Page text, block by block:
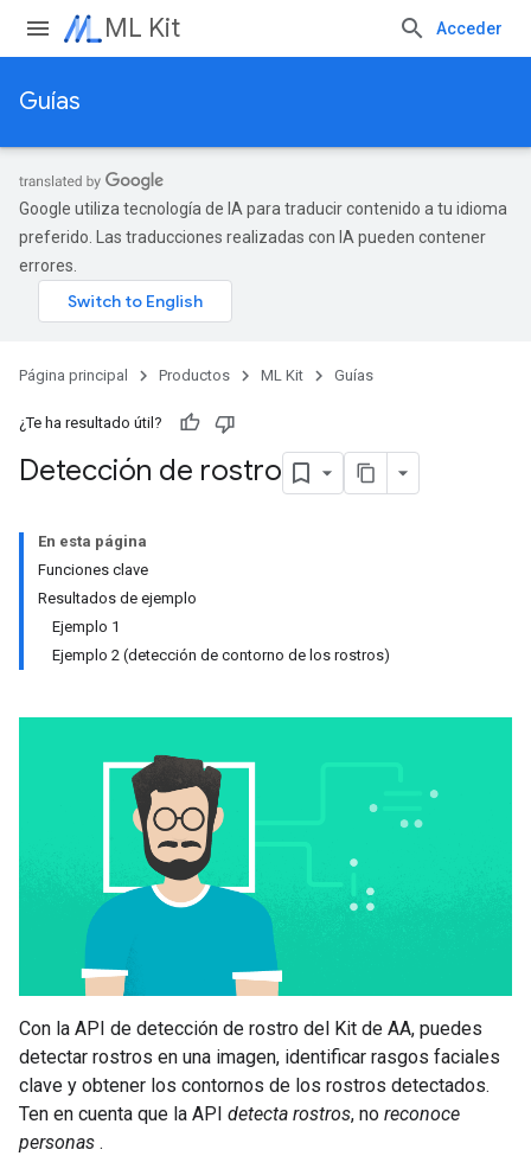
ML Kit Acceder
Guías
Google utiliza tecnología de IA para traducir contenido a tu idioma
preferido. Las traducciones realizadas con IA pueden contener
errores.
Página principal Productos ML Kit Guías
¿Te ha resultado útil?
Detección de rostro
En esta página
Funciones clave
Resultados de ejemplo
Ejemplo 1
Ejemplo 2 (detección de contorno de los rostros)
Con la API de detección de rostro del Kit de AA, puedes
detectar rostros en una imagen, identificar rasgos faciales
clave y obtener los contornos de los rostros detectados.
Ten en cuenta que la API detecta rostros, no reconoce
personas .